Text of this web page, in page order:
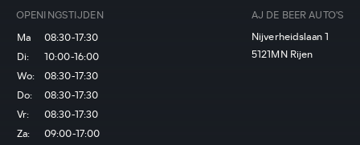
OPENINGSTIJDEN
Ma
08:30-17:30
Di:
10:00-16:00
Wo:
08:30-17:30
Do:
08:30-17:30
Vr:
08:30-17:30
Za:
09:00-17:00
AJ DE BEER AUTO'S
Nijverheidslaan 1
5121MN Rijen